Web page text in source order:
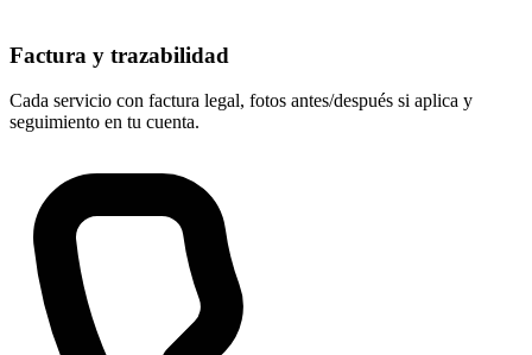
Factura y trazabilidad
Cada servicio con factura legal, fotos antes/después si aplica y
seguimiento en tu cuenta.